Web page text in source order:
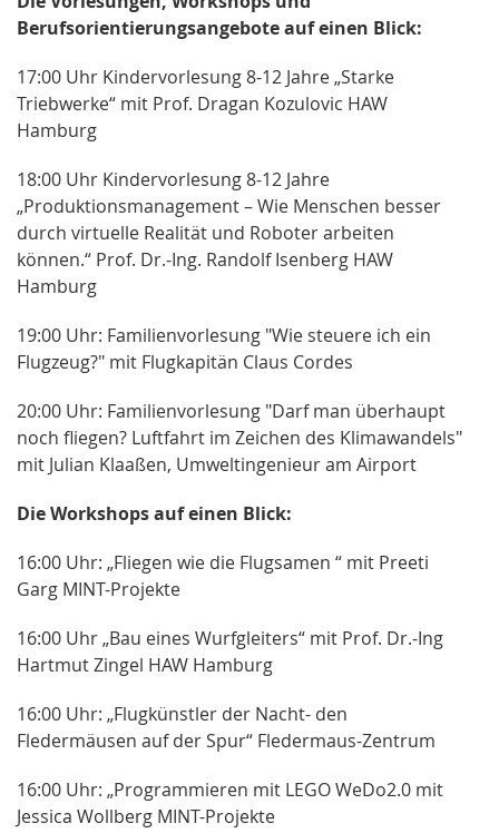
Berufsorientierungsangebote auf einen Blick:
17:00 Uhr Kindervorlesung 8-12 Jahre „Starke
Triebwerke“ mit Prof. Dragan Kozulovic HAW
Hamburg
18:00 Uhr Kindervorlesung 8-12 Jahre
„Produktionsmanagement – Wie Menschen besser
durch virtuelle Realität und Roboter arbeiten
können.“ Prof. Dr.-Ing. Randolf Isenberg HAW
Hamburg
19:00 Uhr: Familienvorlesung "Wie steuere ich ein
Flugzeug?" mit Flugkapitän Claus Cordes
20:00 Uhr: Familienvorlesung "Darf man überhaupt
noch fliegen? Luftfahrt im Zeichen des Klimawandels"
mit Julian Klaaßen, Umweltingenieur am Airport
Die Workshops auf einen Blick:
16:00 Uhr: „Fliegen wie die Flugsamen “ mit Preeti
Garg MINT-Projekte
16:00 Uhr „Bau eines Wurfgleiters“ mit Prof. Dr.-Ing
Hartmut Zingel HAW Hamburg
16:00 Uhr: „Flugkünstler der Nacht- den
Fledermäusen auf der Spur“ Fledermaus-Zentrum
16:00 Uhr: „Programmieren mit LEGO WeDo2.0 mit
Jessica Wollberg MINT-Projekte